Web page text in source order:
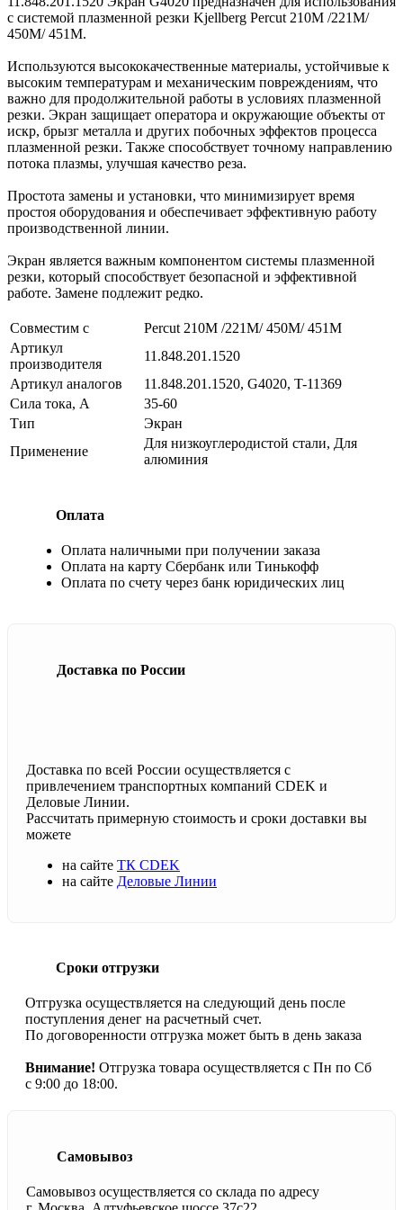
с системой плазменной резки Kjellberg Percut 210M /221M/
450M/ 451M.
Используются высококачественные материалы, устойчивые к
высоким температурам и механическим повреждениям, что
важно для продолжительной работы в условиях плазменной
резки. Экран защищает оператора и окружающие объекты от
искр, брызг металла и других побочных эффектов процесса
плазменной резки. Также способствует точному направлению
потока плазмы, улучшая качество реза.
Простота замены и установки, что минимизирует время
простоя оборудования и обеспечивает эффективную работу
производственной линии.
Экран является важным компонентом системы плазменной
резки, который способствует безопасной и эффективной
работе. Замене подлежит редко.
Совместим с
Percut 210M /221M/ 450M/ 451M
Артикул
производителя
11.848.201.1520
Артикул аналогов
11.848.201.1520, G4020, T-11369
Сила тока, А
35-60
Тип
Экран
Применение
Для низкоуглеродистой стали, Для
алюминия
Оплата
Оплата наличными при получении заказа
Оплата на карту Сбербанк или Тинькофф
Оплата по счету через банк юридических лиц
Доставка по России
Доставка по всей России осуществляется с
привлечением транспортных компаний CDEK и
Деловые Линии.
Рассчитать примерную стоимость и сроки доставки вы
можете
на сайте ТК CDEK
на сайте Деловые Линии
Сроки отгрузки
Отгрузка осуществляется на следующий день после
поступления денег на расчетный счет.
По договоренности отгрузка может быть в день заказа
Внимание! Отгрузка товара осуществляется с Пн по Сб
с 9:00 до 18:00.
Самовывоз
Самовывоз осуществляется со склада по адресу